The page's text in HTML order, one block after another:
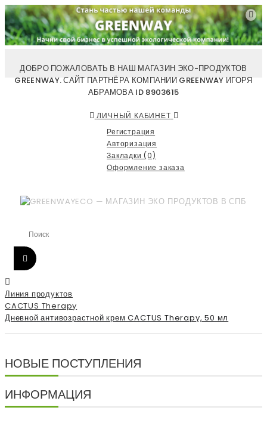
ДОБРО ПОЖАЛОВАТЬ В НАШ МАГАЗИН ЭКО-ПРОДУКТОВ
GREENWAY. САЙТ ПАРТНЁРА КОМПАНИИ GREENWAY ИГОРЯ
АБРАМОВА ID 8903615
ЛИЧНЫЙ КАБИНЕТ
Регистрация
Авторизация
Закладки (0)
Оформление заказа
Линия продуктов
CACTUS Therapy
Дневной антивозрастной крем CACTUS Therapy, 50 мл
НОВЫЕ ПОСТУПЛЕНИЯ
ИНФОРМАЦИЯ